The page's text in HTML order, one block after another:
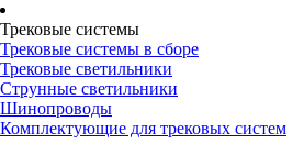
Трековые системы
Трековые системы в сборе
Трековые светильники
Струнные светильники
Шинопроводы
Комплектующие для трековых систем